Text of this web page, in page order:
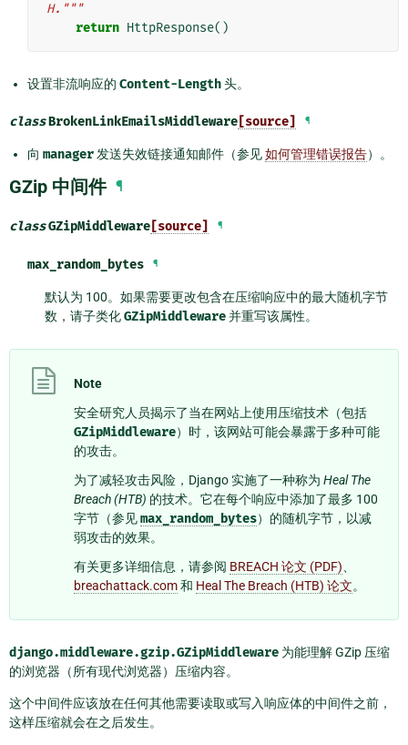
H."""
return HttpResponse()
设置非流响应的 Content-Length头。
classBrokenLinkEmailsMiddleware [source] ¶
向 manager发送失效链接通知邮件（参见如何管理错误报告）。
GZip 中间件 ¶
classGZipMiddleware [source] ¶
max_random_bytes ¶
默认为 100。如果需要更改包含在压缩响应中的最大随机字节
数，请子类化GZipMiddleware并重写该属性。
Note
安全研究人员揭示了当在网站上使用压缩技术（包括
GZipMiddleware）时，该网站可能会暴露于多种可能
的攻击。
为了减轻攻击风险，Django 实施了一种称为 Heal The
Breach (HTB) 的技术。它在每个响应中添加了最多 100
字节（参见max_random_bytes）的随机字节，以减
弱攻击的效果。
有关更多详细信息，请参阅 BREACH 论文 (PDF)
breachattack.com和 Heal The Breach (HTB) 论文。
django.middleware.gzip.GZipMiddleware 为能理解 GZip 压缩
的浏览器（所有现代浏览器）压缩内容。
这个中间件应该放在任何其他需要读取或写入响应体的中间件之前，
这样压缩就会在之后发生。